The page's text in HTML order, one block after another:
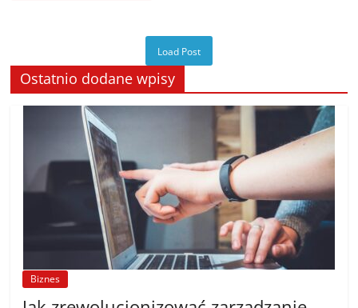
Load Post
Ostatnio dodane wpisy
Biznes